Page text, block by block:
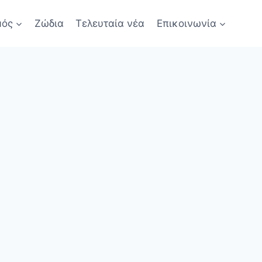
Ζώδια Τελευταία νέα Επικοινωνία